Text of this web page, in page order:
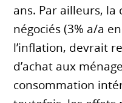
ans. Par ailleurs, la
négociés (3% a/a
l’inflation, devrait
d’achat aux
consommation